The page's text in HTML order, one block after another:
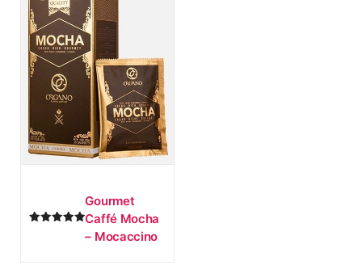
Gourmet
Caffé Mocha
– Mocaccino